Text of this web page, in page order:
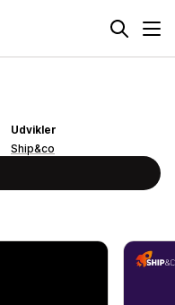
Udvikler
Ship&co